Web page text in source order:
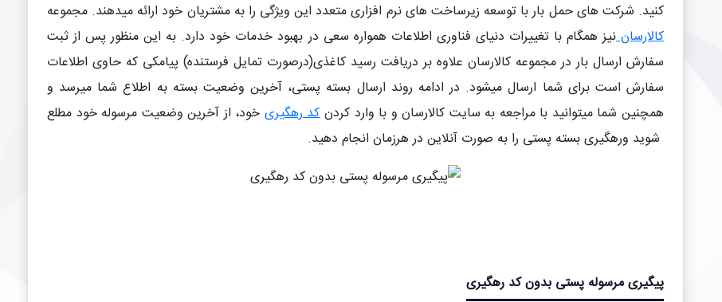
کنید. شرکت های حمل بار با توسعه زیرساخت های نرم افزاری متعدد این ویژگی را به مشتریان خود ارائه میدهند. مجموعه
کالارساننیز همگام با تغییرات دنیای فناوری اطلاعات همواره سعی در بهبود خدمات خود دارد. به این منظور پس از ثبت
سفارش ارسال بار در مجموعه کالارسان علاوه بر دریافت رسید کاغذی(درصورت تمایل فرستنده) پیامکی که حاوی اطلاعات
سفارش است برای شما ارسال میشود. در ادامه روند ارسال بسته پستی، آخرین وضعیت بسته به اطلاع شما میرسد و
همچنین شما میتوانید با مراجعه به سایت کالارسان و با وارد کردنکد رهگیری خود، از آخرین وضعیت مرسوله خود مطلع
رهگیری بسته پستی را به صورت آنلاین در هرزمان انجام دهید.
پیگیری مرسوله پستی بدون کد رهگیری